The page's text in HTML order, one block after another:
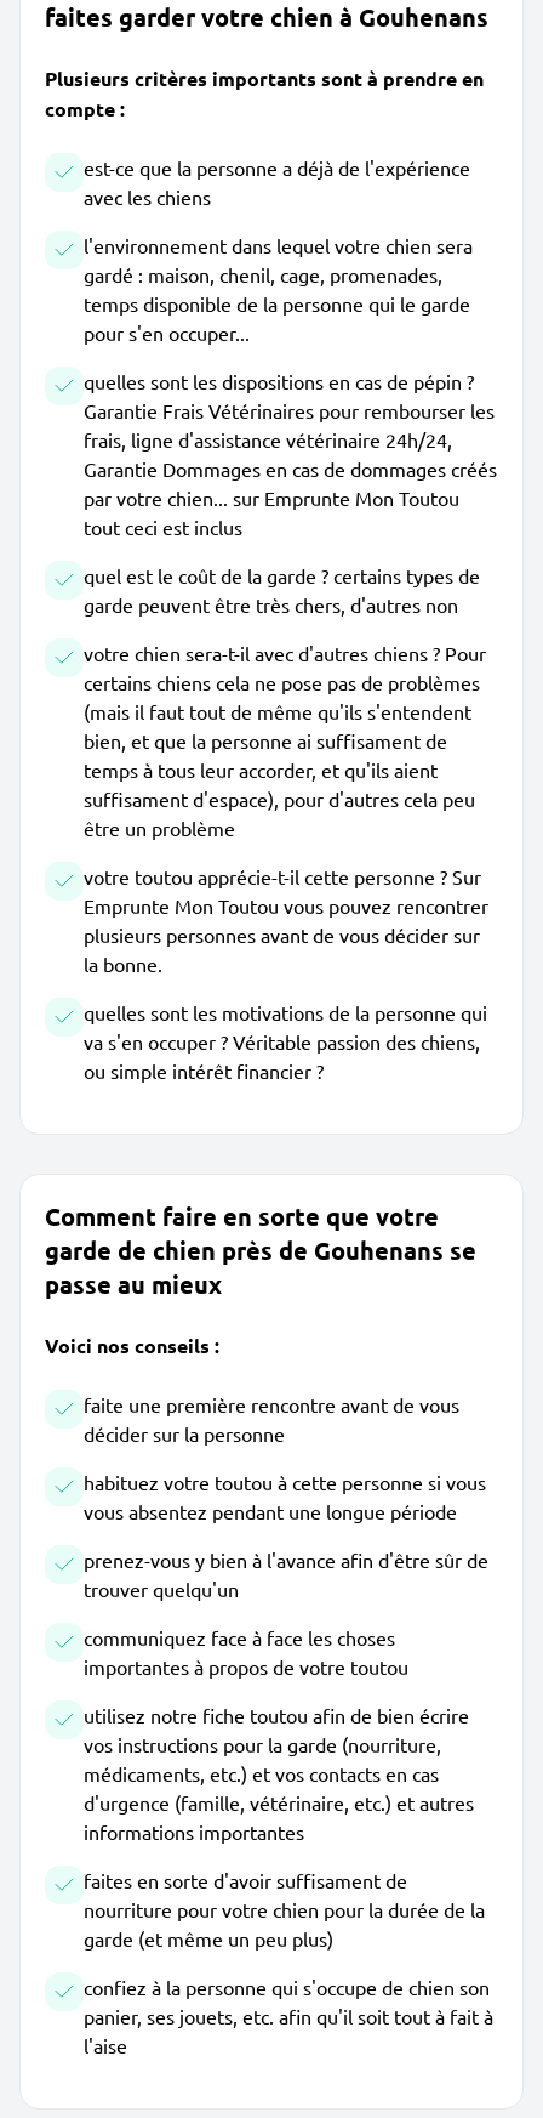
faites garder votre chien à Gouhenans
Plusieurs critères importants sont à prendre en
compte :
est-ce que la personne a déjà de l'expérience
avec les chiens
l'environnement dans lequel votre chien sera
gardé : maison, chenil, cage, promenades,
temps disponible de la personne qui le garde
pour s'en occuper...
quelles sont les dispositions en cas de pépin ?
Garantie Frais Vétérinaires pour rembourser les
frais, ligne d'assistance vétérinaire 24h/24,
Garantie Dommages en cas de dommages créés
par votre chien... sur Emprunte Mon Toutou
tout ceci est inclus
quel est le coût de la garde ? certains types de
garde peuvent être très chers, d'autres non
votre chien sera-t-il avec d'autres chiens ? Pour
certains chiens cela ne pose pas de problèmes
(mais il faut tout de même qu'ils s'entendent
bien, et que la personne ai suffisament de
temps à tous leur accorder, et qu'ils aient
suffisament d'espace), pour d'autres cela peu
être un problème
votre toutou apprécie-t-il cette personne ? Sur
Emprunte Mon Toutou vous pouvez rencontrer
plusieurs personnes avant de vous décider sur
la bonne.
quelles sont les motivations de la personne qui
va s'en occuper ? Véritable passion des chiens,
ou simple intérêt financier ?
Comment faire en sorte que votre
garde de chien près de Gouhenans se
passe au mieux
Voici nos conseils :
faite une première rencontre avant de vous
décider sur la personne
habituez votre toutou à cette personne si vous
vous absentez pendant une longue période
prenez-vous y bien à l'avance afin d'être sûr de
trouver quelqu'un
communiquez face à face les choses
importantes à propos de votre toutou
utilisez notre fiche toutou afin de bien écrire
vos instructions pour la garde (nourriture,
médicaments, etc.) et vos contacts en cas
d'urgence (famille, vétérinaire, etc.) et autres
informations importantes
faites en sorte d'avoir suffisament de
nourriture pour votre chien pour la durée de la
garde (et même un peu plus)
confiez à la personne qui s'occupe de chien son
panier, ses jouets, etc. afin qu'il soit tout à fait à
l'aise